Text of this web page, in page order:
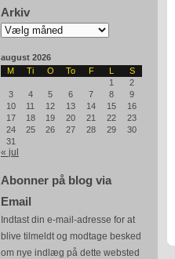
Arkiv
Arkiv
august 2026
M
Ti O To F L
S
1
2
3
4 5 6 7 8
9
10
11 12 13 14 15
16
17
18 19 20 21 22
23
24
25 26 27 28 29
30
31
« jul
Abonner på blog via
Email
Indtast din e-mail-adresse for at
blive tilmeldt og modtage besked
om nye indlæg på dette websted